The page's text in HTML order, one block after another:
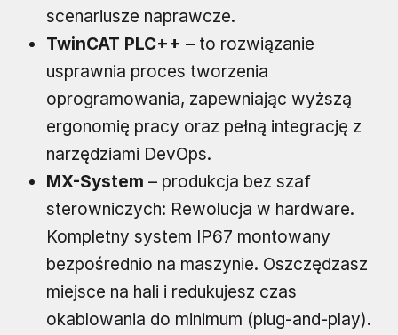
scenariusze naprawcze.
TwinCAT PLC++ – to rozwiązanie
usprawnia proces tworzenia
oprogramowania, zapewniając wyższą
ergonomię pracy oraz pełną integrację z
narzędziami DevOps.
MX-System – produkcja bez szaf
sterowniczych: Rewolucja w hardware.
Kompletny system IP67 montowany
bezpośrednio na maszynie. Oszczędzasz
miejsce na hali i redukujesz czas
okablowania do minimum (plug-and-play).